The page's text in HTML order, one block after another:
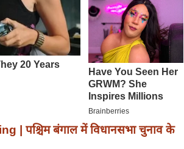
| पश्चिम बंगाल में विधानसभा चुनाव के